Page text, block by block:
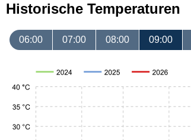
Historische Temperaturen
06:00 07:00 08:00 09:00